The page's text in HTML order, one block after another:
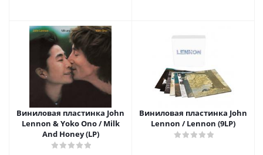
Виниловая пластинка John
Lennon & Yoko Ono / Milk
And Honey (LP)
Виниловая пластинка John
Lennon / Lennon (9LP)